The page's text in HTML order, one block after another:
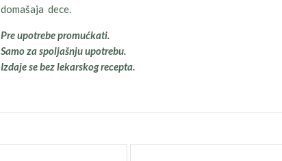
domašaja dece.
Pre upotrebe promućkati.
Samo za spoljašnju upotrebu.
Izdaje se bez lekarskog recepta.